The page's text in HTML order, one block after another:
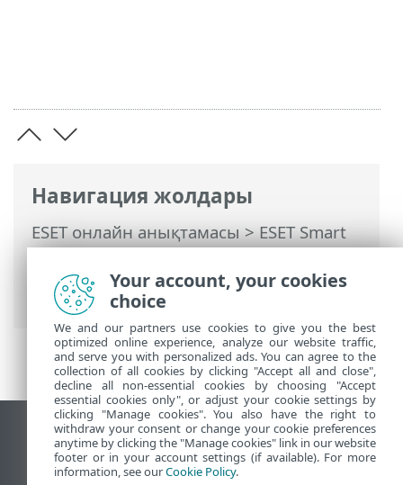
Навигация жолдары
ESET онлайн анықтамасы>ESET Smart
Security Premium>ESET Smart Security
Premium Бағдарламасымен жұмыс істеу
Реттеу > Құрылғыны қорғау
Жұмыс үстеліндегі сайтты қарау
End of Life
Your account, your cookies
choice
We and our partners use cookies to give you the best
optimized online experience, analyze our website traffic,
and serve you with personalized ads. You can agree to the
collection of all cookies by clicking "Accept all and close",
decline all non-essential cookies by choosing "Accept
essential cookies only", or adjust your cookie settings by
clicking "Manage cookies". You also have the right to
withdraw your consent or change your cookie preferences
anytime by clicking the "Manage cookies" link in our website
footer or in your account settings (if available). For more
information, see ourCookie Policy.